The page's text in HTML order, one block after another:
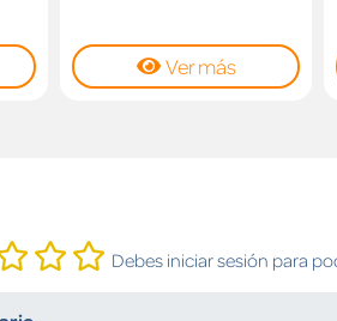
Ver más
Debes iniciar sesión para